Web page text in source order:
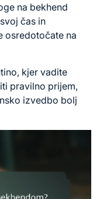
na bekhend
čas in
osredotočate na
kjer vadite
pravilno prijem,
izvedbo bolj